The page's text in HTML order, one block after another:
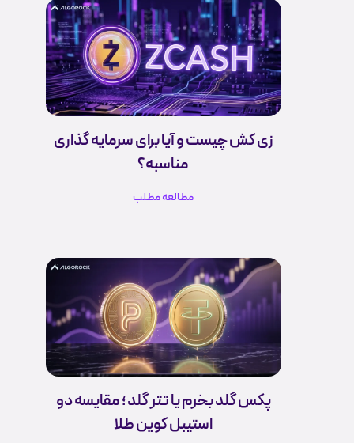
زی کش چیست و آیا برای سرمایه گذاری
مناسبه؟
مطالعه مطلب
پکس گلد بخرم یا تتر گلد ؛ مقایسه دو
استیبل کوین طلا